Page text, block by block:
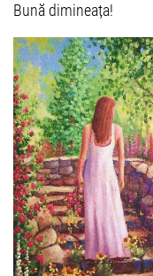
Bună dimineața!